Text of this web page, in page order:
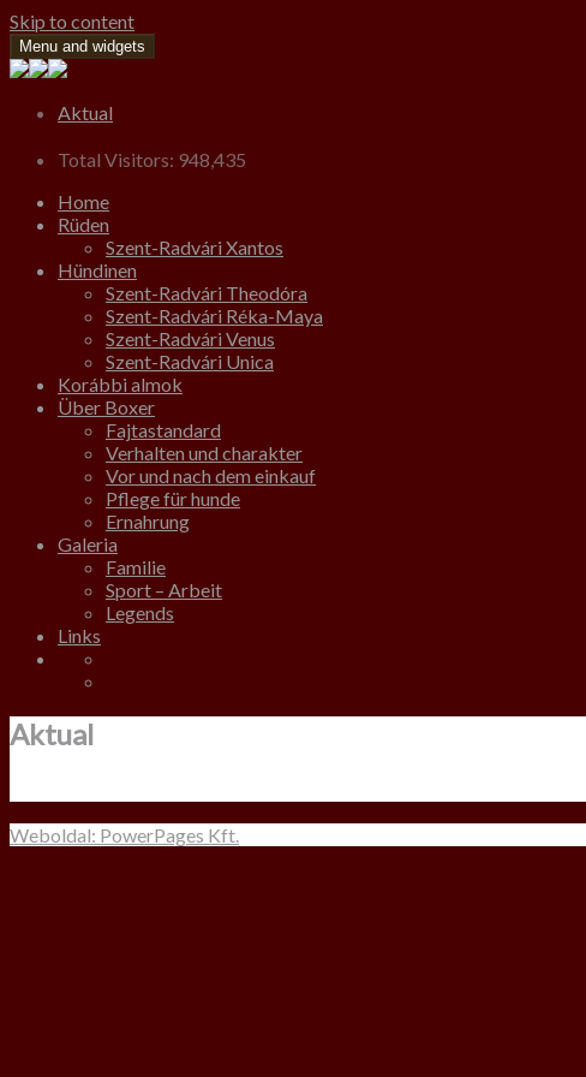
Skip to content
Menu and widgets
Aktual
Total Visitors: 948,435
Home
Rüden
Szent-Radvári Xantos
Hündinen
Szent-Radvári Theodóra
Szent-Radvári Réka-Maya
Szent-Radvári Venus
Szent-Radvári Unica
Korábbi almok
Über Boxer
Fajtastandard
Verhalten und charakter
Vor und nach dem einkauf
Pflege für hunde
Ernahrung
Galeria
Familie
Sport – Arbeit
Legends
Links
Aktual
Weboldal: PowerPages Kft.